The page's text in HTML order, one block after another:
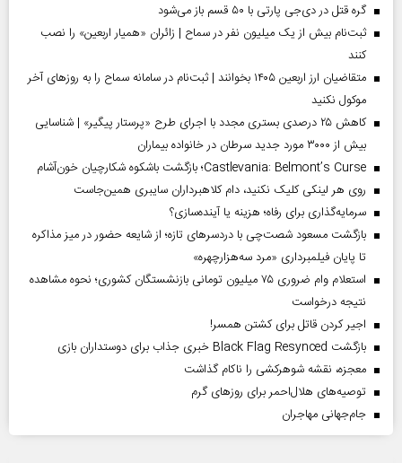
گره قتل در دی‌جی پارتی با ۵۰ قسم باز می‌شود
ثبت‌نام بیش از یک میلیون نفر در سماح | زائران «همیار اربعین» را نصب
کنند
متقاضیان ارز اربعین ۱۴۰۵ بخوانند | ثبت‌نام در سامانه سماح را به روز‌های آخر
موکول نکنید
کاهش ۲۵ درصدی بستری مجدد با اجرای طرح «پرستار پیگیر» | شناسایی
بیش از ۳۰۰۰ مورد جدید سرطان در خانواده بیماران
Castlevania: Belmont’s Curse؛ بازگشت باشکوه شکارچیان خون‌آشام
روی هر لینکی کلیک نکنید، دام کلاهبرداران سایبری همین‌جاست
سرمایه‌گذاری برای رفاه؛ هزینه یا آینده‌سازی؟
بازگشت مسعود شصت‌چی با دردسر‌های تازه؛ از شایعه حضور در میز مذاکره
تا پایان فیلمبرداری «مرد سه‌هزارچهره»
استعلام وام ضروری ۷۵ میلیون تومانی بازنشستگان کشوری؛ نحوه مشاهده
نتیجه درخواست
اجیر کردن قاتل برای کشتن همسر!
بازگشت Black Flag Resynced خبری جذاب برای دوستداران بازی
معجزه، نقشه شوهرکشی را ناکام گذاشت
توصیه‌های هلال‌احمر برای روز‌های گرم
جام‌جهانی مهاجران